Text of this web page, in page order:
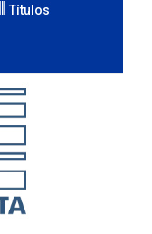
Títulos